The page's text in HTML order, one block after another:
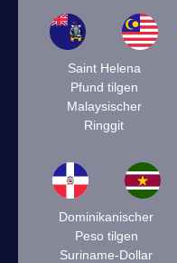
Saint Helena
Pfund tilgen
Malaysischer
Ringgit
Dominikanischer
Peso tilgen
Suriname-Dollar